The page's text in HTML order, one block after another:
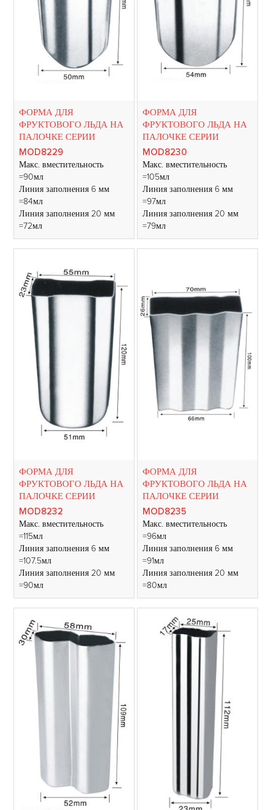
ФОРМА ДЛЯ
ФРУКТОВОГО ЛЬДА НА
ПАЛОЧКЕ СЕРИИ
MOD8229
Макс. вместительность
=90мл
Линия заполнения 6 мм
=84мл
Линия заполнения 20 мм
=72мл
ФОРМА ДЛЯ
ФРУКТОВОГО ЛЬДА НА
ПАЛОЧКЕ СЕРИИ
MOD8230
Макс. вместительность
=105мл
Линия заполнения 6 мм
=97мл
Линия заполнения 20 мм
=79мл
ФОРМА ДЛЯ
ФРУКТОВОГО ЛЬДА НА
ПАЛОЧКЕ СЕРИИ
MOD8232
Макс. вместительность
=115мл
Линия заполнения 6 мм
=107.5мл
Линия заполнения 20 мм
=90мл
ФОРМА ДЛЯ
ФРУКТОВОГО ЛЬДА НА
ПАЛОЧКЕ СЕРИИ
MOD8235
Макс. вместительность
=96мл
Линия заполнения 6 мм
=91мл
Линия заполнения 20 мм
=80мл